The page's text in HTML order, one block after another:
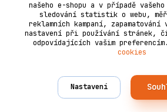
Vytvořeno na Eshop-
našeho e-shopu a v případě
sledování statistik o webu,
reklamních kampaní, zapamatování
nastavení při používání stránek,
odpovídajících vašim
cookies
Nastavení